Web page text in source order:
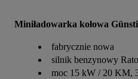
Miniładowarka kołowa
fabrycznie nowa
silnik benzynowy
moc 15 kW / 20 KM,